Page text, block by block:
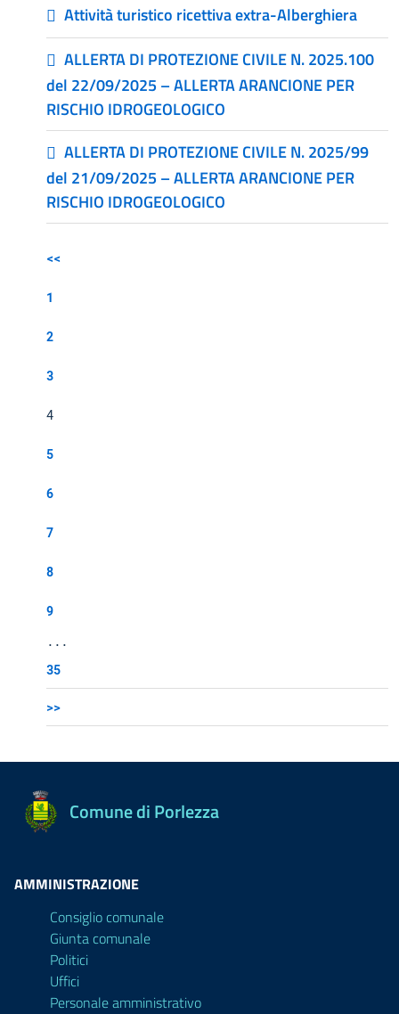
Attività turistico ricettiva extra-Alberghiera
ALLERTA DI PROTEZIONE CIVILE N. 2025.100
del 22/09/2025 – ALLERTA ARANCIONE PER
RISCHIO IDROGEOLOGICO
ALLERTA DI PROTEZIONE CIVILE N. 2025/99
del 21/09/2025 – ALLERTA ARANCIONE PER
RISCHIO IDROGEOLOGICO
<<
1
2
3
4
5
6
7
8
9
...
35
>>
Comune di Porlezza
AMMINISTRAZIONE
Consiglio comunale
Giunta comunale
Politici
Uffici
Personale amministrativo